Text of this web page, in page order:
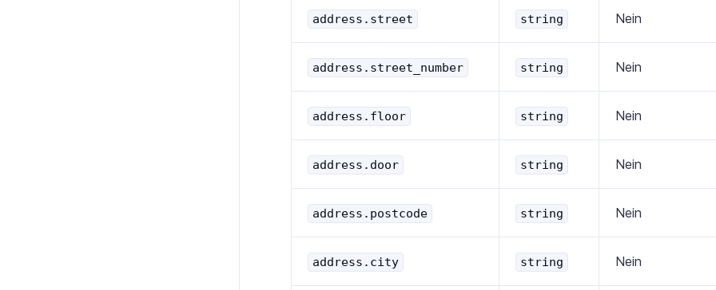
address.street string Nein
address.street_number string Nein
address.floor string Nein
address.door string Nein
address.postcode string Nein
address.city string Nein